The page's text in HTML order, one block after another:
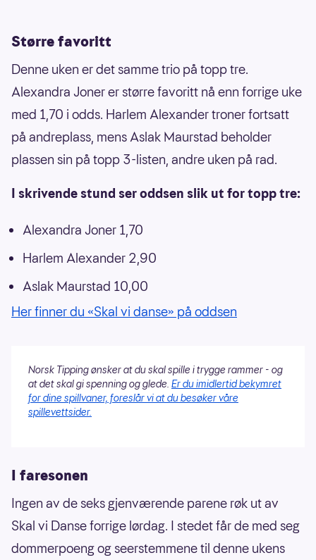
Større favoritt
Denne uken er det samme trio på topp tre.
Alexandra Joner er større favoritt nå enn forrige uke
med 1,70 i odds. Harlem Alexander troner fortsatt
på andreplass, mens Aslak Maurstad beholder
plassen sin på topp 3-listen, andre uken på rad.
I skrivende stund ser oddsen slik ut for topp tre:
Alexandra Joner 1,70
Harlem Alexander 2,90
Aslak Maurstad 10,00
Her finner du «Skal vi danse» på oddsen
Norsk Tipping ønsker at du skal spille i trygge rammer - og
at det skal gi spenning og glede. Er du imidlertid bekymret
for dine spillvaner, foreslår vi at du besøker våre
spillevettsider.
I faresonen
Ingen av de seks gjenværende parene røk ut av
Skal vi Danse forrige lørdag. I stedet får de med seg
dommerpoeng og seerstemmene til denne ukens